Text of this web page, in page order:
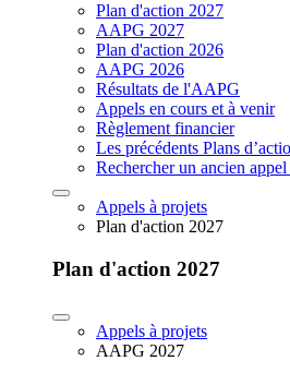
Plan d'action 2027
AAPG 2027
Plan d'action 2026
AAPG 2026
Résultats de l'AAPG
Appels en cours et à venir
Règlement financier
Les précédents Plans
Rechercher un ancien
Appels à projets
Plan d'action 2027
Plan d'action 2027
Appels à projets
AAPG 2027